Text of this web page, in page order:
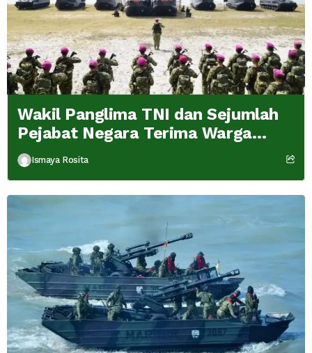
Wakil Panglima TNI dan Sejumlah
Pejabat Negara Terima Warga
Kehormatan dan Brevet Korps
Marinir
Ismaya Rosita